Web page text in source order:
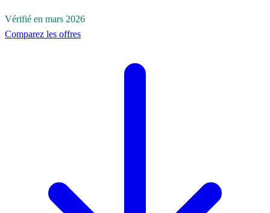
Vérifié en mars 2026
Comparez les offres